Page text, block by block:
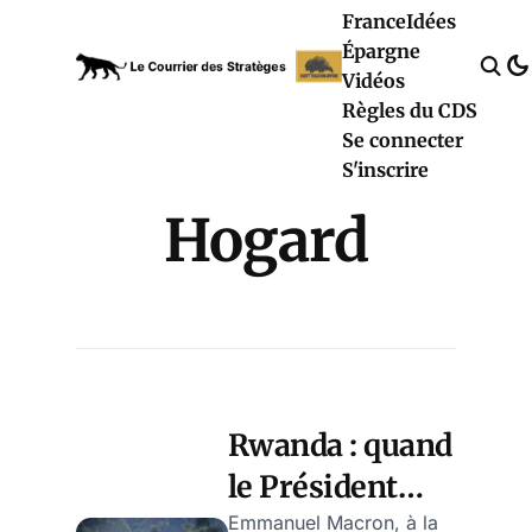
FranceIdées
Épargne
Vidéos
Règles du CDS
Se connecter
S'inscrire
Hogard
Rwanda : quand
le Président
Emmanuel Macron, à la